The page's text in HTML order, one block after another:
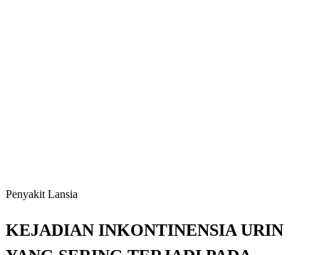
Penyakit Lansia
KEJADIAN INKONTINENSIA URIN